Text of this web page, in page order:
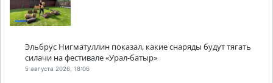
Эльбрус Нигматуллин показал, какие снаряды будут тягать
силачи на фестивале «Урал-батыр»
5 августа 2026, 18:06